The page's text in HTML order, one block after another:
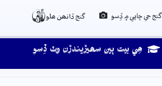
گنج جي ڇاپي ۾ ڏِسو گنج ڏانھن ھلو
ھِي بيت ٻين سھيڙيندڙن وٽ ڏِسو